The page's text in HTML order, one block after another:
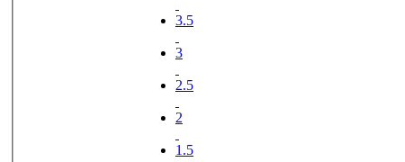
3.5
3
2.5
2
1.5